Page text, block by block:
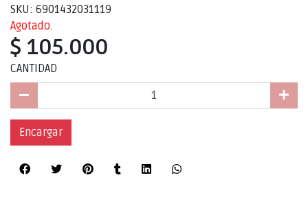
SKU: 6901432031119
Agotado.
$ 105.000
CANTIDAD
Encargar